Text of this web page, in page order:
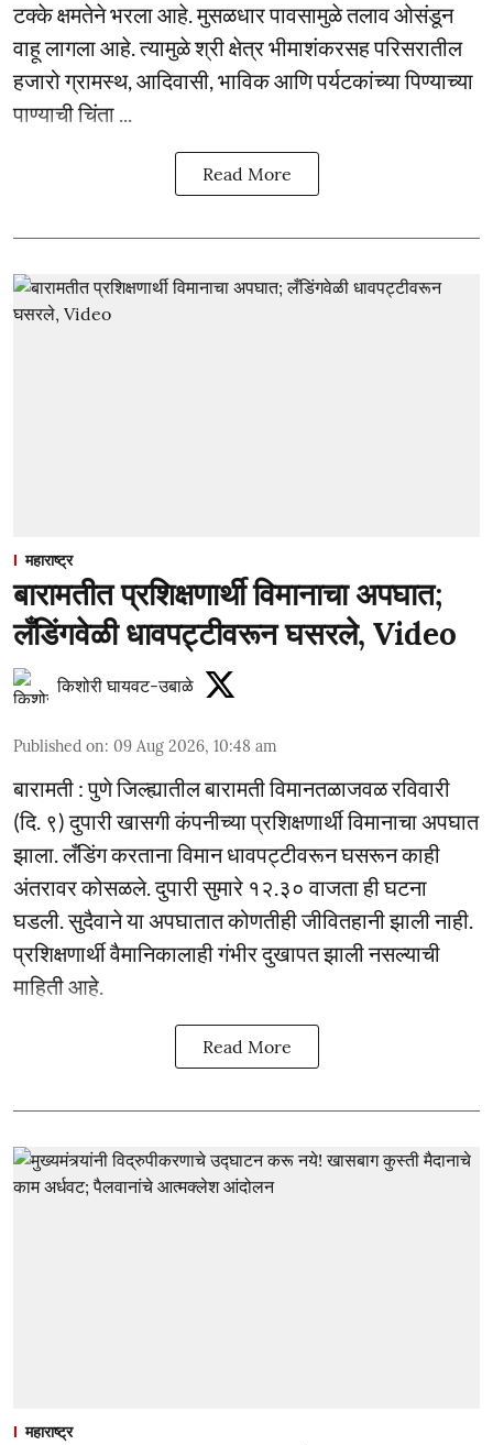
टक्के क्षमतेने भरला आहे. मुसळधार पावसामुळे तलाव ओसंडून
वाहू लागला आहे. त्यामुळे श्री क्षेत्र भीमाशंकरसह परिसरातील
हजारो ग्रामस्थ, आदिवासी, भाविक आणि पर्यटकांच्या पिण्याच्या
पाण्याची चिंता ...
Read More
महाराष्ट्र
बारामतीत प्रशिक्षणार्थी विमानाचा अपघात;
लँडिंगवेळी धावपट्टीवरून घसरले, Video
किशोरी घायवट-उबाळे
Published on: 09 Aug 2026, 10:48 am
बारामती : पुणे जिल्ह्यातील बारामती विमानतळाजवळ रविवारी
(दि. ९) दुपारी खासगी कंपनीच्या प्रशिक्षणार्थी विमानाचा अपघात
झाला. लँडिंग करताना विमान धावपट्टीवरून घसरून काही
अंतरावर कोसळले. दुपारी सुमारे १२.३० वाजता ही घटना
घडली. सुदैवाने या अपघातात कोणतीही जीवितहानी झाली नाही.
प्रशिक्षणार्थी वैमानिकालाही गंभीर दुखापत झाली नसल्याची
माहिती आहे.
Read More
महाराष्ट्र